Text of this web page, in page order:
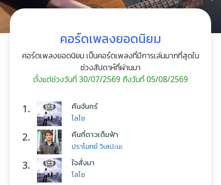
คอร์ดเพลงยอดนิยม
คอร์ดเพลงยอดนิยม เป็นคอร์ดเพลงที่มีการเล่นมากที่สุดใน
ช่วงสัปดาห์ที่ผ่านมา
ตั้งแต่ช่วงวันที่ 30/07/2569 ถึงวันที่ 05/08/2569
1. คืนจันทร์
โลโซ
2. คืนที่ดาวเต็มฟ้า
ปราโมทย์ วิเลปะนะ
3. ใจสั่งมา
โลโซ